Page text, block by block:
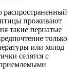
распространенный
птицы проживают
такие пернатые
только
или холод
селятся с
приемлемыми